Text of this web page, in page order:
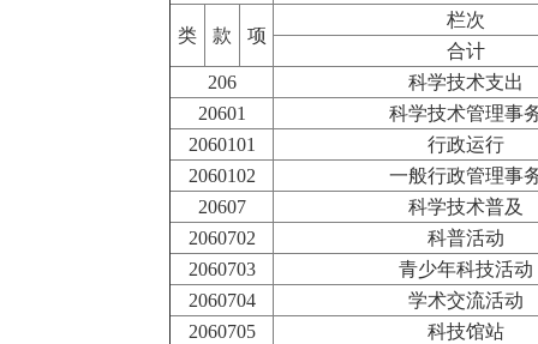
类 款 项
栏次
合计
206
科学技术支出
20601
科学技术管理事
2060101
行政运行
2060102
一般行政管理事
20607
科学技术普及
2060702
科普活动
2060703
青少年科技活动
2060704
学术交流活动
2060705
科技馆站